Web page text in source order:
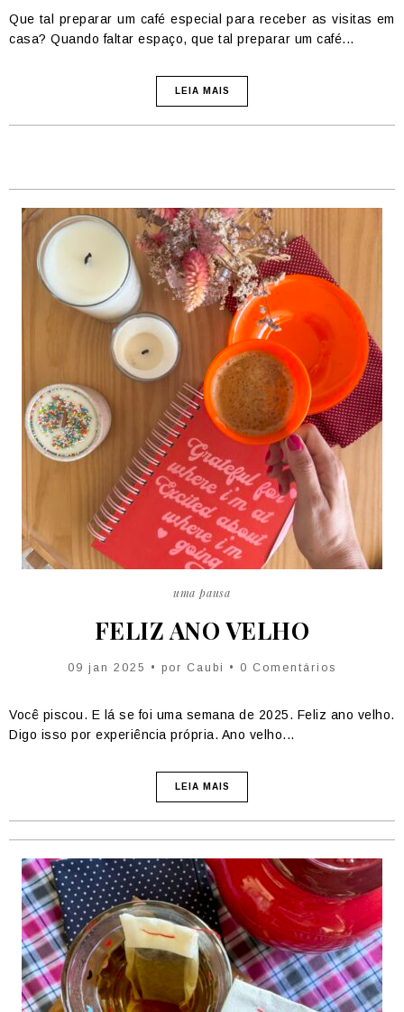
Que tal preparar um café especial para receber as visitas em
casa? Quando faltar espaço, que tal preparar um café...
LEIA MAIS
uma pausa
FELIZ ANO VELHO
09 jan 2025 • por Caubi • 0 Comentários
Você piscou. E lá se foi uma semana de 2025. Feliz ano velho.
Digo isso por experiência própria. Ano velho...
LEIA MAIS